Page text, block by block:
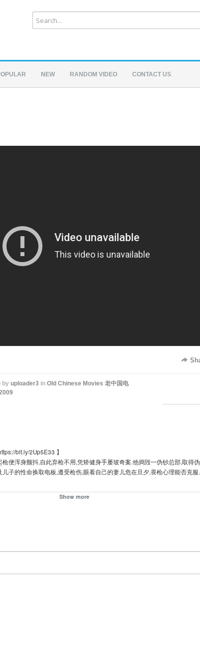
NEW RANDOM VIDEO CONTACT US
by uploader3 in Old Chinese Movies 老中国电
bit.ly/2Up5E33 】
便浑身颤抖,自此弃枪不用,凭矫健身手屡坡奇案.他捣毁一伪钞总部,取得
儿子的性命换取电板,遵受枪伤,眼看自己的妻儿危在旦夕,畏枪心理能否克
2IbXVPt 】
2V6VeSJ 】
Show more